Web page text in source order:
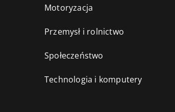
Motoryzacja
Przemysł i rolnictwo
Społeczeństwo
Technologia i komputery